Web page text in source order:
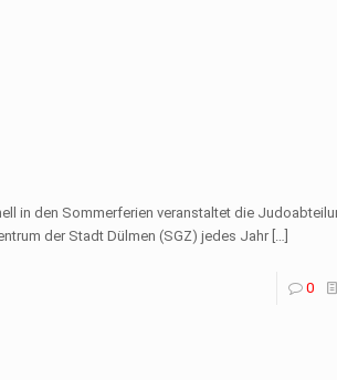
in den Sommerferien veranstaltet die
der Stadt Dülmen (SGZ) jedes Jahr […]
0